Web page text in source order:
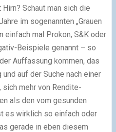
Schaut man sich die
im sogenannten „Grauen
einfach mal Prokon, S&K oder
Beispiele genannt – so
Auffassung kommen, das
auf der Suche nach einer
mehr von Rendite-
als den vom gesunden
es wirklich so einfach oder
gerade in eben diesem